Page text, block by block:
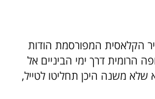
הקלאסית המפורסמת הודות
הרומית דרך ימי הביניים אל
משנה היכן תחליטו לטייל,